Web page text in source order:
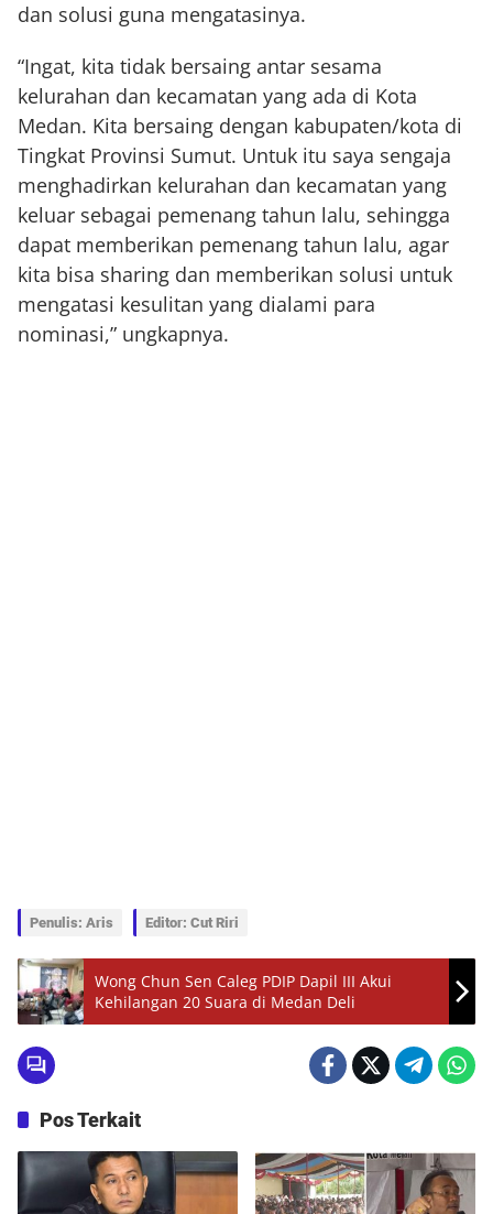
dan solusi guna mengatasinya.
“Ingat, kita tidak bersaing antar sesama
kelurahan dan kecamatan yang ada di Kota
Medan. Kita bersaing dengan kabupaten/kota di
Tingkat Provinsi Sumut. Untuk itu saya sengaja
menghadirkan kelurahan dan kecamatan yang
keluar sebagai pemenang tahun lalu, sehingga
dapat memberikan pemenang tahun lalu, agar
kita bisa sharing dan memberikan solusi untuk
mengatasi kesulitan yang dialami para
nominasi,” ungkapnya.
Penulis: Aris Editor: Cut Riri
Wong Chun Sen Caleg PDIP Dapil III Akui
Kehilangan 20 Suara di Medan Deli
Pos Terkait